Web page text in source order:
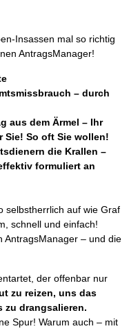
Insassen mal so richtig
AntragsManager!
– durch
aus dem Ärmel – Ihr
Sie! So oft Sie wollen!
die Krallen –
formuliert an
selbstherrlich auf wie Graf
schnell und einfach!
AntragsManager – und die
der offenbar nur
zu reizen, uns das
zu drangsalieren.
Spur! Warum auch – mit